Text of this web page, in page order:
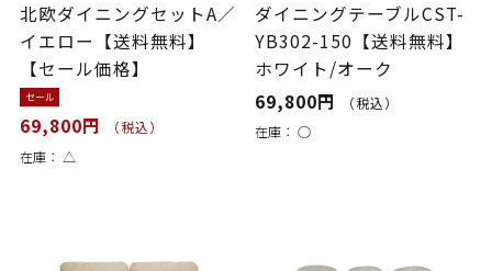
北欧ダイニングセットA／
イエロー【送料無料】
【セール価格】
セール
69,800円
（税込）
在庫： △
ダイニングテーブルCST-
YB302-150【送料無料】
ホワイト/オーク
69,800円
（税込）
在庫：○